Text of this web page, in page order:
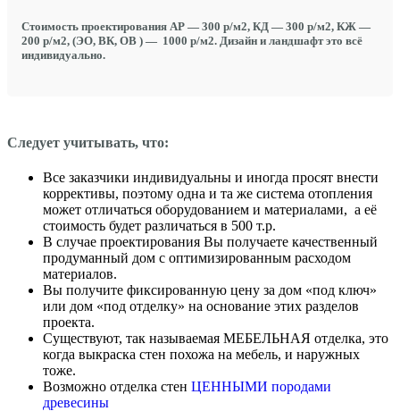
Стоимость проектирования АР — 300 р/м2, КД — 300 р/м2, КЖ —
200 р/м2, (ЭО, ВК, ОВ ) — 1000 р/м2. Дизайн и ландшафт это всё
индивидуально.
Следует учитывать, что:
Все заказчики индивидуальны и иногда просят внести
коррективы, поэтому одна и та же система отопления
может отличаться оборудованием и материалами, а её
стоимость будет различаться в 500 т.р.
В случае проектирования Вы получаете качественный
продуманный дом с оптимизированным расходом
материалов.
Вы получите фиксированную цену за дом «под ключ»
или дом «под отделку» на основание этих разделов
проекта.
Существуют, так называемая МЕБЕЛЬНАЯ отделка, это
когда выкраска стен похожа на мебель, и наружных
тоже.
Возможно отделка стен ЦЕННЫМИ породами
древесины